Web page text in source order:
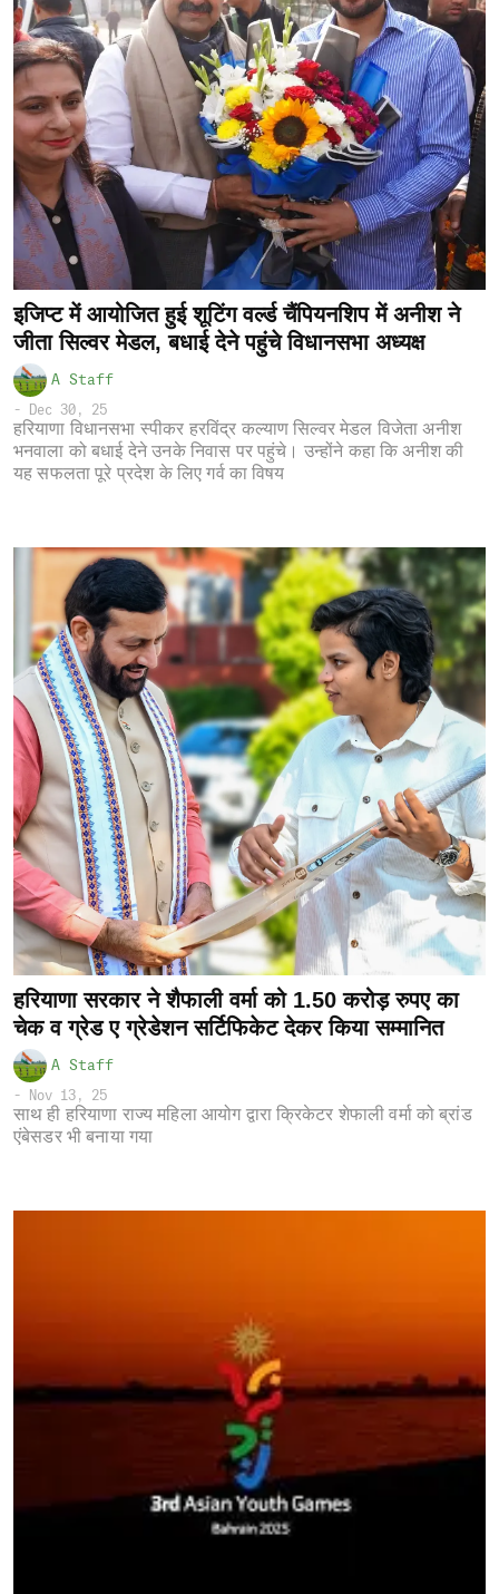
इजिप्ट में आयोजित हुई शूटिंग वर्ल्ड चैंपियनशिप में अनीश ने
जीता सिल्वर मेडल, बधाई देने पहुंचे विधानसभा अध्यक्ष
A Staff
- Dec 30, 25
हरियाणा विधानसभा स्पीकर हरविंद्र कल्याण सिल्वर मेडल विजेता अनीश
भनवाला को बधाई देने उनके निवास पर पहुंचे। उन्होंने कहा कि अनीश की
यह सफलता पूरे प्रदेश के लिए गर्व का विषय
हरियाणा सरकार ने शैफाली वर्मा को 1.50 करोड़ रुपए का
चेक व ग्रेड ए ग्रेडेशन सर्टिफिकेट देकर किया सम्मानित
A Staff
- Nov 13, 25
साथ ही हरियाणा राज्य महिला आयोग द्वारा क्रिकेटर शेफाली वर्मा को ब्रांड
एंबेसडर भी बनाया गया